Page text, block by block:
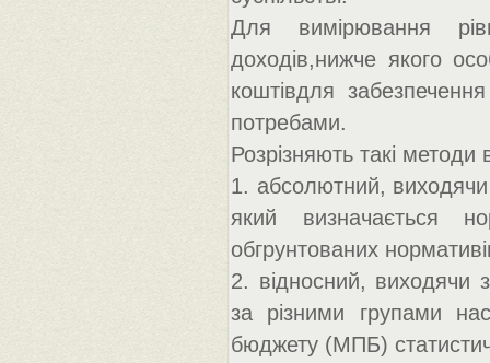
Для вимірювання
доходів,нижче якого
коштівдля
потребами.
Розрізняють такі
1. абсолютний, виходячи
який визначається
обгрунтованих
2. відносний, виходячи
за різними групами
бюджету (МПБ)